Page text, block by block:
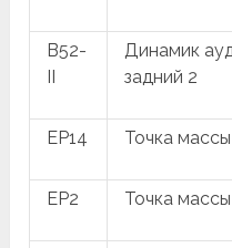
B52-
Динамик
задний 2
EP14 Точка массы
EP2 Точка массы